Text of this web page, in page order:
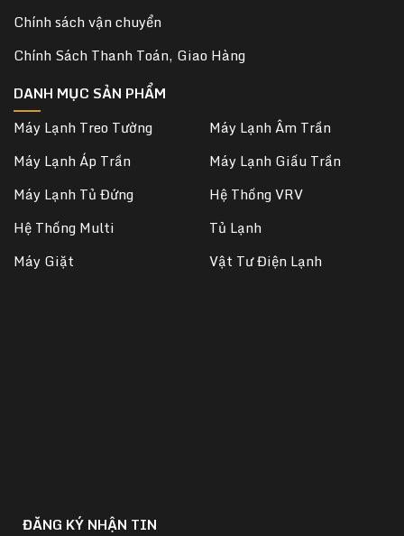
Chính sách vận chuyển
Chính Sách Thanh Toán, Giao Hàng
DANH MỤC SẢN PHẨM
Máy Lạnh Treo Tường
Máy Lạnh Âm Trần
Máy Lạnh Áp Trần
Máy Lạnh Giấu Trần
Máy Lạnh Tủ Đứng
Hệ Thống VRV
Hệ Thống Multi
Tủ Lạnh
Máy Giặt
Vật Tư Điện Lạnh
ĐĂNG KÝ NHẬN TIN